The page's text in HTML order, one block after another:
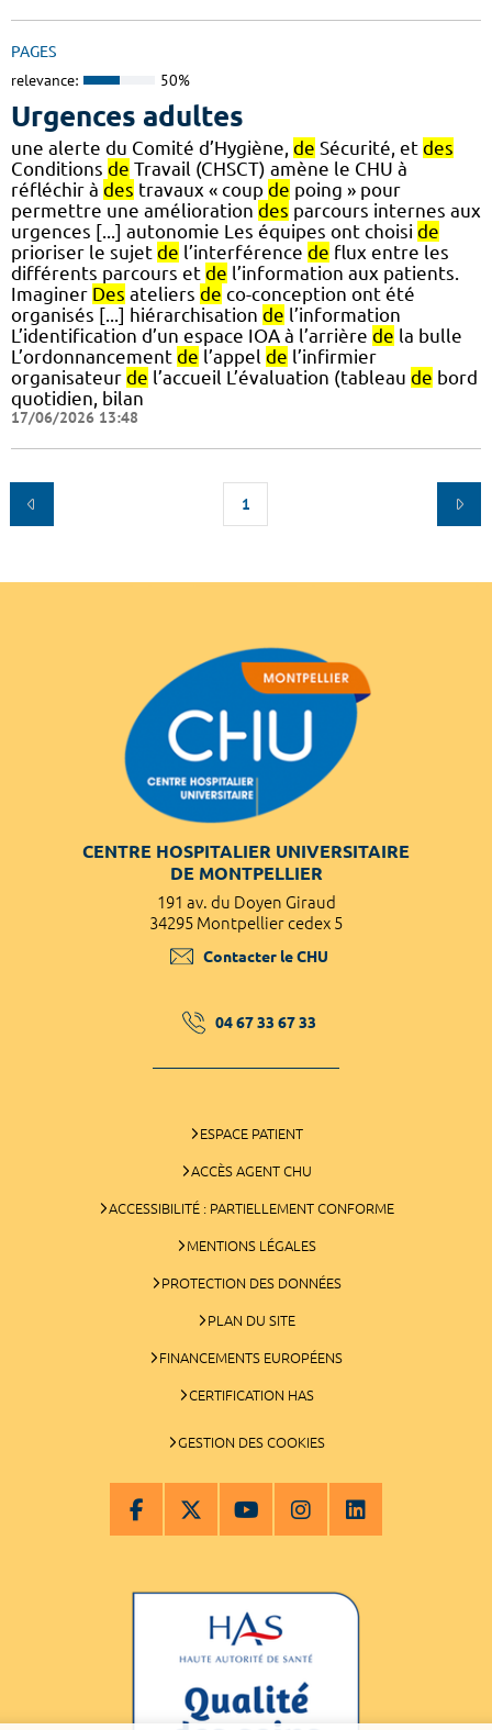
PAGES
relevance: 50%
Urgences adultes
une alerte du Comité d’Hygiène, de Sécurité, et des
Conditions de Travail (CHSCT) amène le CHU à
réfléchir à des travaux « coup de poing » pour
permettre une amélioration des parcours internes aux
urgences [...] autonomie Les équipes ont choisi de
prioriser le sujet de l’interférence de flux entre les
différents parcours et de l’information aux patients.
Imaginer Des ateliers de co-conception ont été
organisés [...] hiérarchisation de l’information
L’identification d’un espace IOA à l’arrière de la bulle
L’ordonnancement de l’appel de l’infirmier
organisateur de l’accueil L’évaluation (tableau de bord
quotidien, bilan
17/06/2026 13:48
1
CENTRE HOSPITALIER UNIVERSITAIRE
DE MONTPELLIER
191 av. du Doyen Giraud
34295 Montpellier cedex 5
Contacter le CHU
04 67 33 67 33
ESPACE PATIENT
ACCÈS AGENT CHU
ACCESSIBILITÉ : PARTIELLEMENT CONFORME
MENTIONS LÉGALES
PROTECTION DES DONNÉES
PLAN DU SITE
FINANCEMENTS EUROPÉENS
CERTIFICATION HAS
GESTION DES COOKIES